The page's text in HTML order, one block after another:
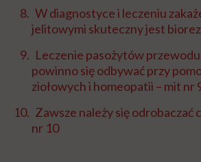
W diagnostyce i leczeniu
jelitowymi skuteczny jest
Leczenie pasożytów
powinno się odbywać przy
ziołowych i homeopatii – mit nr
Zawsze należy się odrobaczać
nr 10